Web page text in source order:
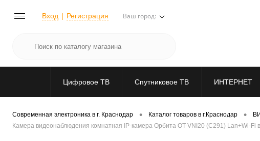
Вход Регистрация Ваш город:
Цифровое ТВ Спутниковое ТВ ИНТЕРНЕТ
Современная электроника в г. Краснодар • Каталог товаров в г.Краснодар •
Камера видеонаблюдения комнатная IP-камера Орбита OT-VNI20 (С291) Lan+Wi-Fi